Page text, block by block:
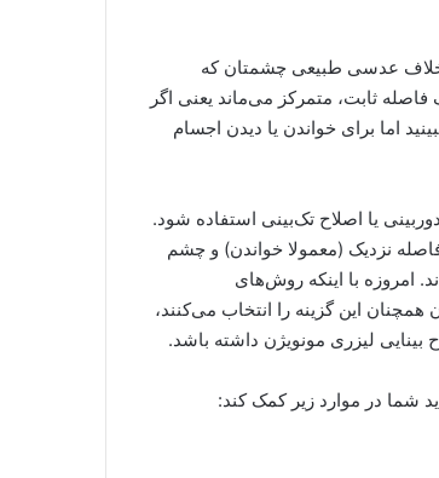
عدسی طبیعی چشمتان که
ثابت، متمرکز می‌ماند یعنی اگر
اما برای خواندن یا دیدن اجسام
یا اصلاح تک‌بینی استفاده شود.
فاصله نزدیک (معمولا خواندن) و چشم
امروزه با اینکه روش‌های
همچنان این گزینه را انتخاب می‌کنند،
لیزری مونویژن داشته باشد.
شما در موارد زیر کمک کند: